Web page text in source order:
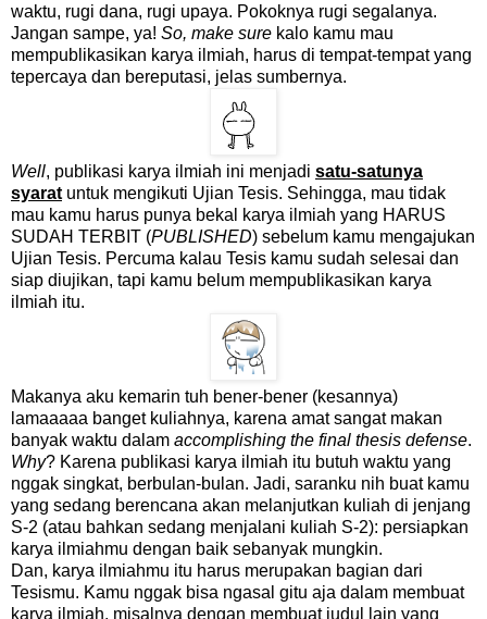
waktu, rugi dana, rugi upaya. Pokoknya rugi segalanya.
Jangan sampe, ya! So, make sure kalo kamu mau
mempublikasikan karya ilmiah, harus di tempat-tempat yang
tepercaya dan bereputasi, jelas sumbernya.
Well, publikasi karya ilmiah ini menjadi satu-satunya
syarat untuk mengikuti Ujian Tesis. Sehingga, mau tidak
mau kamu harus punya bekal karya ilmiah yang HARUS
SUDAH TERBIT (PUBLISHED) sebelum kamu mengajukan
Ujian Tesis. Percuma kalau Tesis kamu sudah selesai dan
siap diujikan, tapi kamu belum mempublikasikan karya
ilmiah itu.
Makanya aku kemarin tuh bener-bener (kesannya)
lamaaaaa banget kuliahnya, karena amat sangat makan
banyak waktu dalam accomplishing the final thesis defense.
Why? Karena publikasi karya ilmiah itu butuh waktu yang
nggak singkat, berbulan-bulan. Jadi, saranku nih buat kamu
yang sedang berencana akan melanjutkan kuliah di jenjang
S-2 (atau bahkan sedang menjalani kuliah S-2): persiapkan
karya ilmiahmu dengan baik sebanyak mungkin.
Dan, karya ilmiahmu itu harus merupakan bagian dari
Tesismu. Kamu nggak bisa ngasal gitu aja dalam membuat
karya ilmiah, misalnya dengan membuat judul lain yang